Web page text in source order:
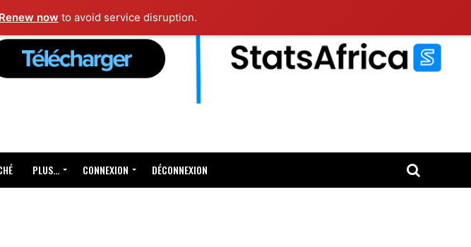
Renew now to avoid service disruption.
PLUS… CONNEXION DÉCONNEXION